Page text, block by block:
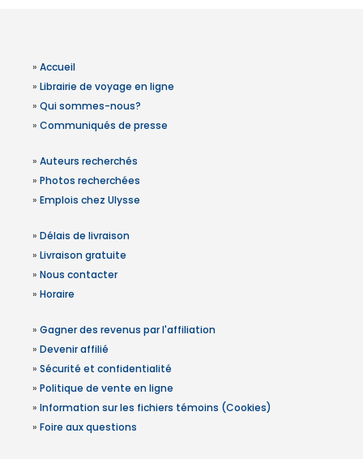
» Accueil
» Librairie de voyage en ligne
» Qui sommes-nous?
» Communiqués de presse
» Auteurs recherchés
» Photos recherchées
» Emplois chez Ulysse
» Délais de livraison
» Livraison gratuite
» Nous contacter
» Horaire
» Gagner des revenus par l'affiliation
» Devenir affilié
» Sécurité et confidentialité
» Politique de vente en ligne
» Information sur les fichiers témoins (Cookies)
» Foire aux questions